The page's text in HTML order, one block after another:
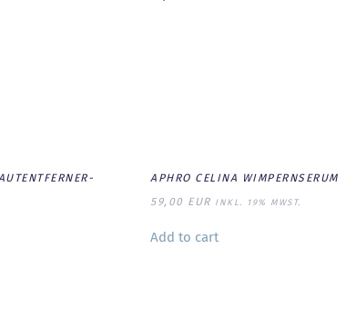
APHRO CELINA WIMPERNSERUM
59,00 EUR INKL. 19% MWST.
Add to cart